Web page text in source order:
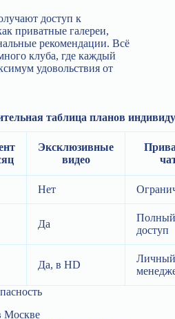
доступ к
приватные галереи,
рекомендации. Всё
клуба, где каждый
удовольствия от
таблица планов
Эксклюзивные
видео
Нет
Да
Полный
доступ
Да, в HD
Личный
Москве